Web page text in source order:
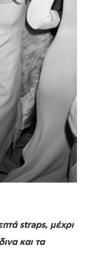
straps, μέχρι
και τα